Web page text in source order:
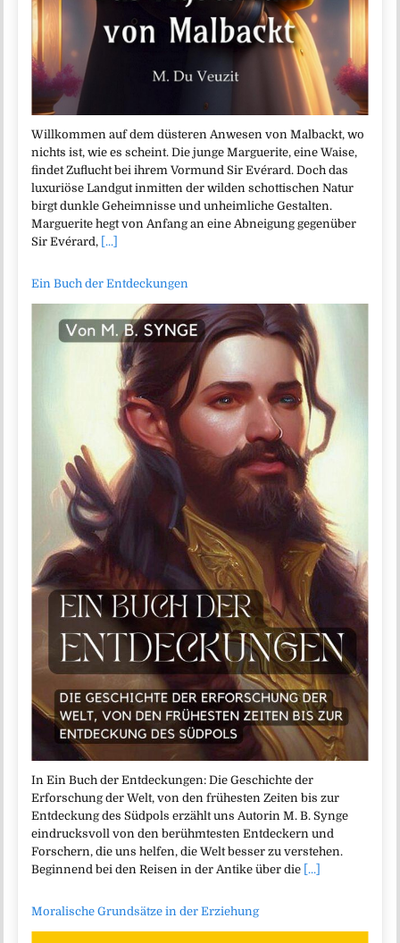
Willkommen auf dem düsteren Anwesen von Malbackt, wo
nichts ist, wie es scheint. Die junge Marguerite, eine Waise,
findet Zuflucht bei ihrem Vormund Sir Evérard. Doch das
luxuriöse Landgut inmitten der wilden schottischen Natur
birgt dunkle Geheimnisse und unheimliche Gestalten.
Marguerite hegt von Anfang an eine Abneigung gegenüber
Sir Evérard, [...]
Ein Buch der Entdeckungen
In Ein Buch der Entdeckungen: Die Geschichte der
Erforschung der Welt, von den frühesten Zeiten bis zur
Entdeckung des Südpols erzählt uns Autorin M. B. Synge
eindrucksvoll von den berühmtesten Entdeckern und
Forschern, die uns helfen, die Welt besser zu verstehen.
Beginnend bei den Reisen in der Antike über die [...]
Moralische Grundsätze in der Erziehung